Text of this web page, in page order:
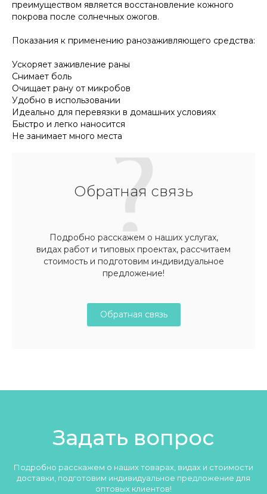
преимуществом является восстановление кожного
покрова после солнечных ожогов.
Показания к применению ранозаживляющего средства:
Ускоряет заживление раны
Снимает боль
Очищает рану от микробов
Удобно в использовании
Идеально для перевязки в домашних условиях
Быстро и легко наносится
Не занимает много места
Обратная связь
Подробно расскажем о наших услугах,
видах работ и типовых проектах, рассчитаем
стоимость и подготовим индивидуальное
предложение!
Обратная связь
Задать вопрос
Подробно расскажем о наших товарах, видах и стоимости
доставки, подготовим индивидуальное предложение для
оптовых клиентов!